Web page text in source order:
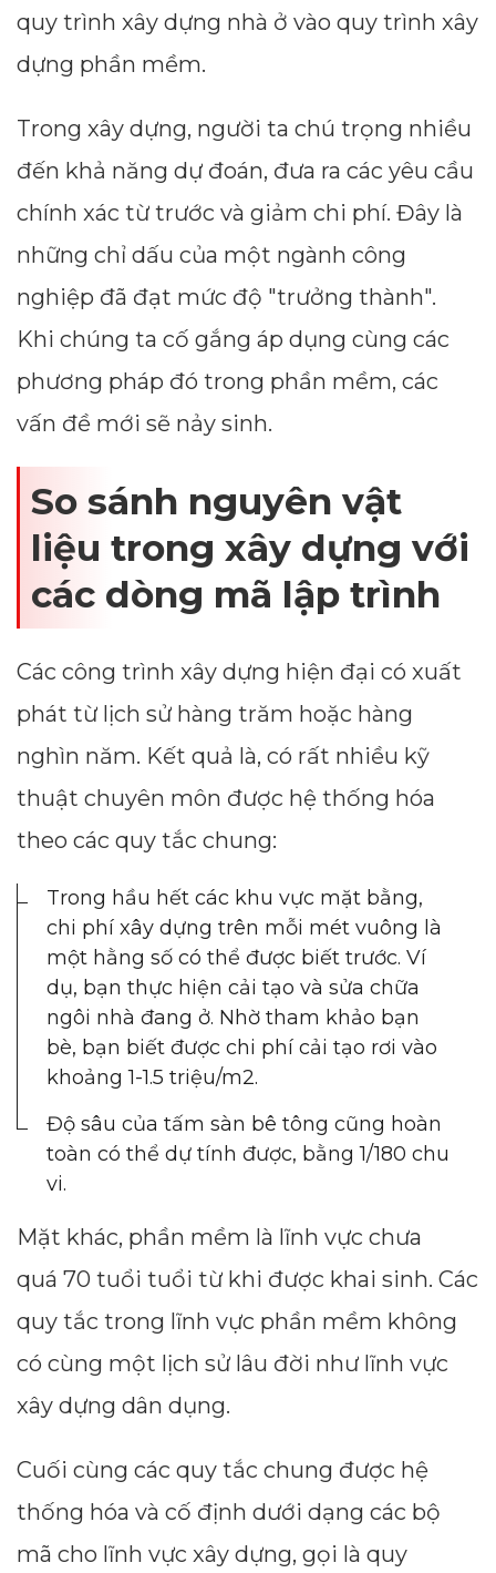
quy trình xây dựng nhà ở vào quy trình xây
dựng phần mềm.
Trong xây dựng, người ta chú trọng nhiều
đến khả năng dự đoán, đưa ra các yêu cầu
chính xác từ trước và giảm chi phí. Đây là
những chỉ dấu của một ngành công
nghiệp đã đạt mức độ "trưởng thành".
Khi chúng ta cố gắng áp dụng cùng các
phương pháp đó trong phần mềm, các
vấn đề mới sẽ nảy sinh.
So sánh nguyên vật
liệu trong xây dựng với
các dòng mã lập trình
Các công trình xây dựng hiện đại có xuất
phát từ lịch sử hàng trăm hoặc hàng
nghìn năm. Kết quả là, có rất nhiều kỹ
thuật chuyên môn được hệ thống hóa
theo các quy tắc chung:
Trong hầu hết các khu vực mặt bằng,
chi phí xây dựng trên mỗi mét vuông là
một hằng số có thể được biết trước. Ví
dụ, bạn thực hiện cải tạo và sửa chữa
ngôi nhà đang ở. Nhờ tham khảo bạn
bè, bạn biết được chi phí cải tạo rơi vào
khoảng 1-1.5 triệu/m2.
Độ sâu của tấm sàn bê tông cũng hoàn
toàn có thể dự tính được, bằng 1/180 chu
vi.
Mặt khác, phần mềm là lĩnh vực chưa
quá 70 tuổi tuổi từ khi được khai sinh. Các
quy tắc trong lĩnh vực phần mềm không
có cùng một lịch sử lâu đời như lĩnh vực
xây dựng dân dụng.
Cuối cùng các quy tắc chung được hệ
thống hóa và cố định dưới dạng các bộ
mã cho lĩnh vực xây dựng, gọi là quy